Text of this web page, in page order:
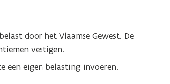
door het Vlaamse Gewest. De
vestigen.
een eigen belasting invoeren.